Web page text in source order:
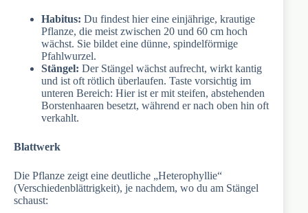
Habitus: Du findest hier eine einjährige, krautige
Pflanze, die meist zwischen 20 und 60 cm hoch
wächst. Sie bildet eine dünne, spindelförmige
Pfahlwurzel.
Stängel: Der Stängel wächst aufrecht, wirkt kantig
und ist oft rötlich überlaufen. Taste vorsichtig im
unteren Bereich: Hier ist er mit steifen, abstehenden
Borstenhaaren besetzt, während er nach oben hin oft
verkahlt.
Blattwerk
Die Pflanze zeigt eine deutliche „Heterophyllie“
(Verschiedenblättrigkeit), je nachdem, wo du am Stängel
schaust: